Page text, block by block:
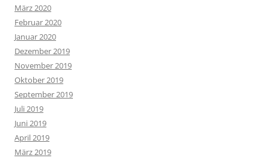
März 2020
Februar 2020
Januar 2020
Dezember 2019
November 2019
Oktober 2019
September 2019
Juli 2019
Juni 2019
April 2019
März 2019